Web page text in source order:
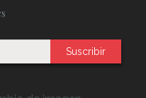
Suscribir